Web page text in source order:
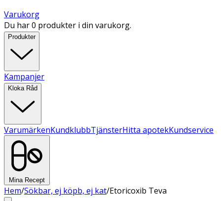
Varukorg
Du har 0 produkter i din varukorg.
Produkter
Kampanjer
Kloka Råd
VarumärkenKundklubbTjänsterHitta apotekKundservice
Mina Recept
Hem/Sökbar, ej köpb, ej kat/Etoricoxib Teva